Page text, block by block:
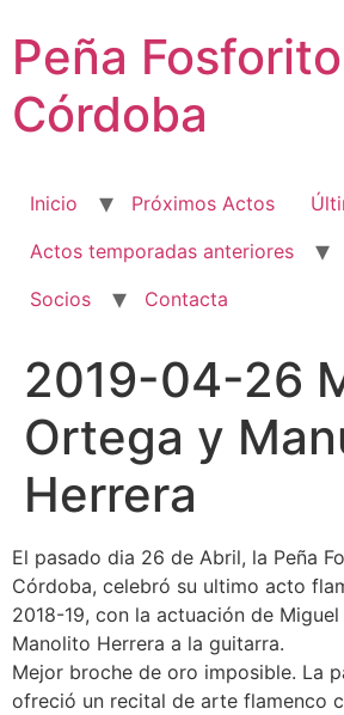
contenido
Peña
Córdoba
Inicio Próximos Actos
Actos temporadas anteriores
Socios
Contacta
2019-04-26
Ortega y
Herrera
El pasado dia 26 de Abril, la Peña
Córdoba, celebró su ultimo acto
2018-19, con la actuación de
Manolito Herrera a la guitarra.
Mejor broche de oro imposible. La
ofreció un recital de arte flamenco